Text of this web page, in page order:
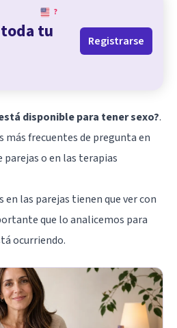
?
tu
Registrarse
disponible para tener sexo?.
más frecuentes de pregunta en
parejaso en las terapias
en las parejas tienen que ver con
que lo analicemos para
ocurriendo.